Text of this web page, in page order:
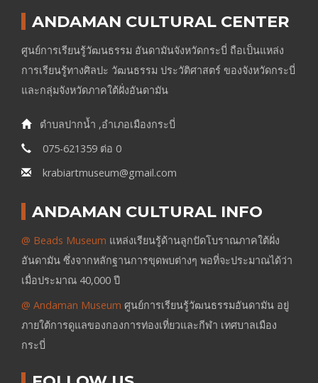
ANDAMAN CULTURAL CENTER
ศูนย์การเรียนรู้วัฒนธรรม อันดามันจังหวัดกระบี่ ถือเป็นแหล่ง
การเรียนรู้ทางศิลปะ วัฒนธรรม ประวัติศาสตร์ ของจังหวัดกระบี่
และกลุ่มจังหวัดภาคใต้ฝั่งอันดามัน
ตำบลปากน้ำ ,อำเภอเมืองกระบี่
075-621359 ต่อ 0
krabiartmuseum@gmail.com
ANDAMAN CULTURAL INFO
@ Beads Museum แหล่งเรียนรู้ด้านลูกปัดโบราณภาคใต้ฝั่ง
อันดามัน ซึ่งจากหลักฐานการขุดพบต่างๆ พอที่จะประมาณได้ว่า
เมื่อประมาณ 40,000 ปี
@ Andaman Museum ศูนย์การเรียนรู้วัฒนธรรมอันดามัน อยู่
ภายใต้การดูแลของกองการท่องเที่ยวและกีฬา เทศบาลเมือง
กระบี่